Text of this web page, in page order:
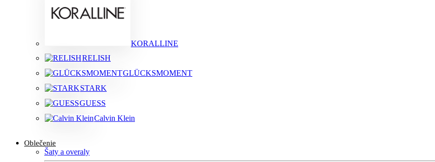
KORALLINE
RELISH
GLÜCKSMOMENT
STARK
GUESS
Calvin Klein
Oblečenie
Šaty a overaly